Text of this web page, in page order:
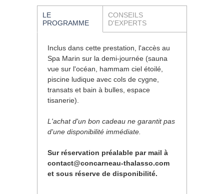
LE
PROGRAMME
CONSEILS
D'EXPERTS
Inclus dans cette prestation, l'accès au
Spa Marin sur la demi-journée (sauna
vue sur l'océan, hammam ciel étoilé,
piscine ludique avec cols de cygne,
transats et bain à bulles, espace
tisanerie).
L'achat d'un bon cadeau ne garantit pas
d'une disponibilité immédiate.
Sur réservation préalable par mail à
contact@concarneau-thalasso.com
et sous réserve de disponibilité.